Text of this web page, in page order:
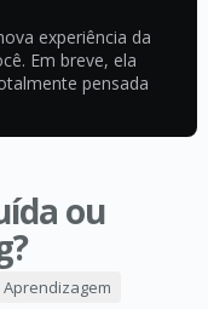
experiência da
Em breve, ela
pensada
ou
Aprendizagem